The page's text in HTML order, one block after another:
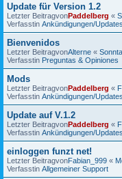
Update für Version 1.2
Letzter BeitragvonPaddelberg «
Verfasstin Ankündigungen/Updates
Bienvenidos
Letzter BeitragvonAlterne «
Verfasstin Preguntas & Opiniones
Mods
Letzter BeitragvonPaddelberg «
Verfasstin Ankündigungen/Updates
Update auf V.1.2
Letzter BeitragvonPaddelberg «
Verfasstin Ankündigungen/Updates
einloggen funzt net!
Letzter BeitragvonFabian_999 «
Verfasstin Allgemeiner Support